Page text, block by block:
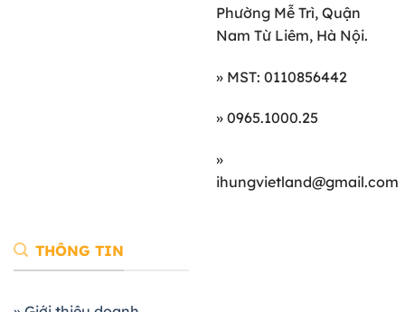
Phường Mễ Trì, Quận
Nam Từ Liêm, Hà Nội.
» MST: 0110856442
» 0965.1000.25
»
ihungvietland@gmail.com
THÔNG TIN